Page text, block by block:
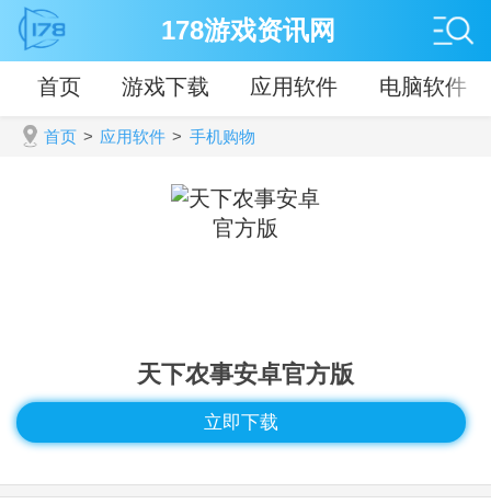
178游戏资讯网
首页 游戏下载 应用软件 电脑软件
首页 > 应用软件 > 手机购物
天下农事安卓官方版
立即下载